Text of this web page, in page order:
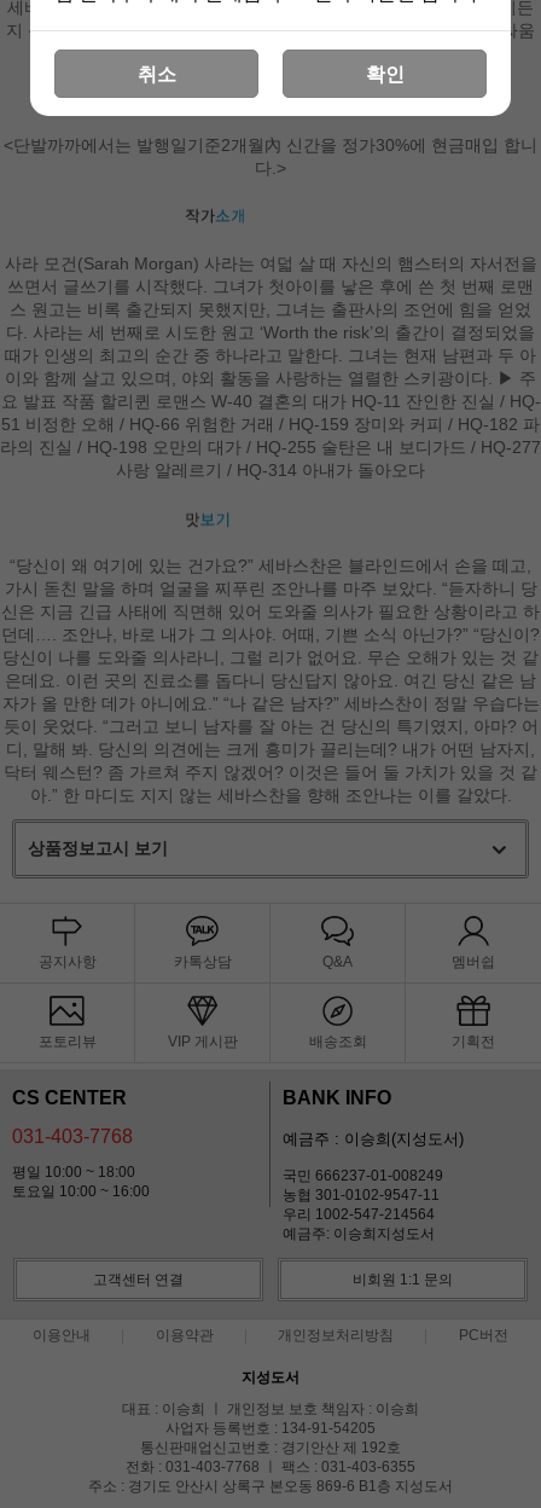
세바스찬이었던 것! 어쩔 수 없이 그와 함께 일하게 되었지만, 무엇이든
지 신중한 조안나는 매사 가벼운 세바스찬과 사사건건 부딪히고 말싸움
을 하게 되는데….
과연 이 남자와 사이좋게 일할 수 있을까?
<단발까까에서는 발행일기준2개월內 신간을 정가30%에 현금매입 합니
다.>
사라 모건(Sarah Morgan) 사라는 여덟 살 때 자신의 햄스터의 자서전을
쓰면서 글쓰기를 시작했다. 그녀가 첫아이를 낳은 후에 쓴 첫 번째 로맨
스 원고는 비록 출간되지 못했지만, 그녀는 출판사의 조언에 힘을 얻었
다. 사라는 세 번째로 시도한 원고 ‘Worth the risk’의 출간이 결정되었을
때가 인생의 최고의 순간 중 하나라고 말한다. 그녀는 현재 남편과 두 아
이와 함께 살고 있으며, 야외 활동을 사랑하는 열렬한 스키광이다. ▶ 주
요 발표 작품 할리퀸 로맨스 W-40 결혼의 대가 HQ-11 잔인한 진실 / HQ-
51 비정한 오해 / HQ-66 위험한 거래 / HQ-159 장미와 커피 / HQ-182 파
라의 진실 / HQ-198 오만의 대가 / HQ-255 술탄은 내 보디가드 / HQ-277
사랑 알레르기 / HQ-314 아내가 돌아오다
“당신이 왜 여기에 있는 건가요?” 세바스찬은 블라인드에서 손을 떼고,
가시 돋친 말을 하며 얼굴을 찌푸린 조안나를 마주 보았다. “듣자하니 당
신은 지금 긴급 사태에 직면해 있어 도와줄 의사가 필요한 상황이라고 하
던데…. 조안나, 바로 내가 그 의사야. 어때, 기쁜 소식 아닌가?” “당신이?
당신이 나를 도와줄 의사라니, 그럴 리가 없어요. 무슨 오해가 있는 것 같
은데요. 이런 곳의 진료소를 돕다니 당신답지 않아요. 여긴 당신 같은 남
자가 올 만한 데가 아니에요.” “나 같은 남자?” 세바스찬이 정말 우습다는
듯이 웃었다. “그러고 보니 남자를 잘 아는 건 당신의 특기였지, 아마? 어
디, 말해 봐. 당신의 의견에는 크게 흥미가 끌리는데? 내가 어떤 남자지,
닥터 웨스턴? 좀 가르쳐 주지 않겠어? 이것은 들어 둘 가치가 있을 것 같
아.” 한 마디도 지지 않는 세바스찬을 향해 조안나는 이를 갈았다.
상품정보고시 보기
공지사항 카톡상담 Q&A 멤버쉽
포토리뷰 VIP 게시판 배송조회 기획전
CS CENTER
031-403-7768
평일 10:00 ~ 18:00
토요일 10:00 ~ 16:00
BANK INFO
예금주 : 이승희(지성도서)
국민 666237-01-008249
농협 301-0102-9547-11
우리 1002-547-214564
예금주: 이승희지성도서
고객센터 연결 비회원 1:1 문의
이용안내 이용약관 개인정보처리방침 PC버전
지성도서
대표 : 이승희 ㅣ 개인정보 보호 책임자 : 이승희
사업자 등록번호 : 134-91-54205
통신판매업신고번호 : 경기안산 제 192호
전화 : 031-403-7768 ㅣ 팩스 : 031-403-6355
주소 : 경기도 안산시 상록구 본오동 869-6 B1층 지성도서
취소 확인